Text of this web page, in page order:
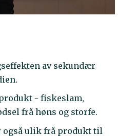
av sekundær
- fiskeslam,
frå høns og storfe.
også ulik frå produkt til